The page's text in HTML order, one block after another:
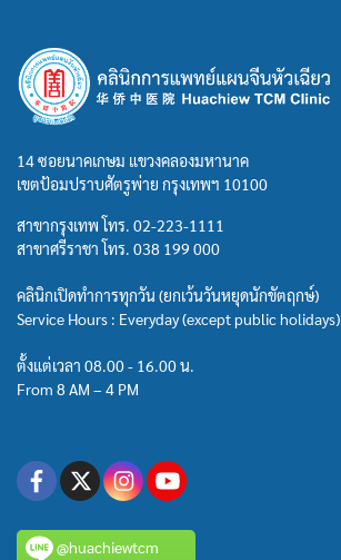
14 ซอยนาคเกษม แขวงคลองมหานาค
เขตป้อมปราบศัตรูพ่าย กรุงเทพฯ 10100
สาขากรุงเทพ โทร. 02-223-1111
สาขาศรีราชา โทร. 038 199 000
คลินิกเปิดทำการทุกวัน (ยกเว้นวันหยุดนักขัตฤกษ์)
Service Hours : Everyday (except public holidays)
ตั้งแต่เวลา 08.00 - 16.00 น.
From 8 AM – 4 PM
@huachiewtcm